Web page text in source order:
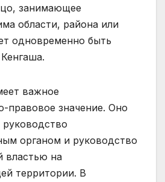
занимающее
области, района или
одновременно быть
важное
правовое значение. Оно
руководство
органом и руководство
властью на
территории. В